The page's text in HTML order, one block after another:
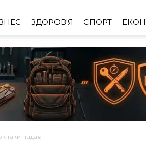
Рівне
ЗДОРОВ'Я СПОРТ
таки падає